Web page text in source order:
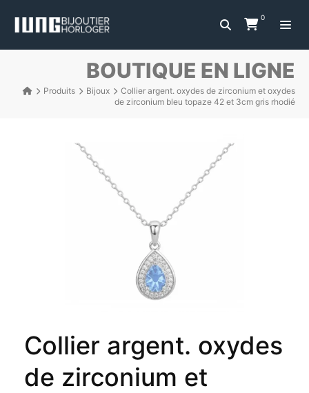
0
BOUTIQUE EN LIGNE
Produits Bijoux
Collier argent. oxydes de zirconium et oxydes
de zirconium bleu topaze 42 et 3cm gris rhodié
Collier argent. oxydes
de zirconium et